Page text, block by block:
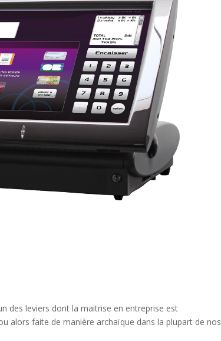
des leviers dont la maitrise en entreprise est
alors faite de manière archaïque dans la plupart de nos